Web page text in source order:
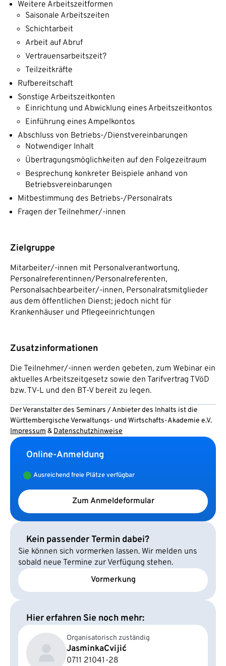
Weitere Arbeitszeitformen
Saisonale Arbeitszeiten
Schichtarbeit
Arbeit auf Abruf
Vertrauensarbeitszeit?
Teilzeitkräfte
Rufbereitschaft
Sonstige Arbeitszeitkonten
Einrichtung und Abwicklung eines Arbeitszeitkontos
Einführung eines Ampelkontos
Abschluss von Betriebs-/Dienstvereinbarungen
Notwendiger Inhalt
Übertragungsmöglichkeiten auf den Folgezeitraum
Besprechung konkreter Beispiele anhand von
Betriebsvereinbarungen
Mitbestimmung des Betriebs-/Personalrats
Fragen der Teilnehmer/-innen
Zielgruppe
Mitarbeiter/-innen mit Personalverantwortung,
Personalreferentinnen/Personalreferenten,
Personalsachbearbeiter/-innen, Personalratsmitglieder
aus dem öffentlichen Dienst; jedoch nicht für
Krankenhäuser und Pflegeeinrichtungen
Zusatzinformationen
Die Teilnehmer/-innen werden gebeten, zum Webinar ein
aktuelles Arbeitszeitgesetz sowie den Tarifvertrag TVöD
bzw. TV-L und den BT-V bereit zu legen.
Der Veranstalter des Seminars / Anbieter des Inhalts ist die
Württembergische Verwaltungs- und Wirtschafts-Akademie e.V.
Impressum & Datenschutzhinweise
Online-Anmeldung
Ausreichend freie Plätze verfügbar
Zum Anmeldeformular
Kein passender Termin dabei?
Sie können sich vormerken lassen. Wir melden uns
sobald neue Termine zur Verfügung stehen.
Vormerkung
Hier erfahren Sie noch mehr:
Organisatorisch zuständig
JasminkaCvijić
0711 21041-28